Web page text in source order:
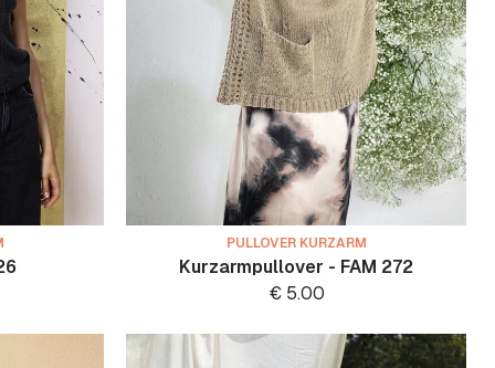
PULLOVER KURZARM
Kurzarmpullover - FAM 272
€5.00